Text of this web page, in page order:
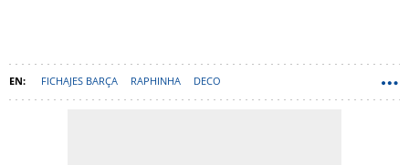
FICHAJES BARÇA RAPHINHA DECO